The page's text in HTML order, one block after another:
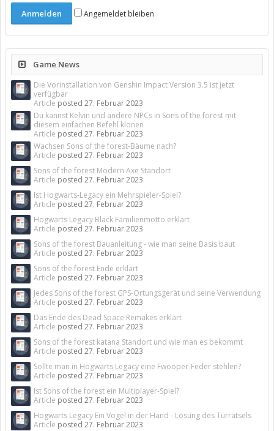
Angemeldet bleiben
Game News
Die Vorinstallation von Genshin Impact Version 3.5 ist jetzt
verfügbar
Article posted 27. Februar 2023
Du kannst Kelvin und andere NPCs in Sons of the forest mit
diesem einfachen Befehl klonen
Article posted 27. Februar 2023
Wachsen Sons of the forest-Bäume nach?
Article posted 27. Februar 2023
Sons of the forest Modern Axe Standort
Article posted 27. Februar 2023
Ist Hogwarts-Legacy ein Mehrspieler-Spiel?
Article posted 27. Februar 2023
Hogwarts Legacy Black Familienmotto erklärt
Article posted 27. Februar 2023
Sons of the forest Bauanleitung - wie man seine Basis baut
Article posted 27. Februar 2023
Sons of the forest Ende erklärt
Article posted 27. Februar 2023
Jedes Sons of the forest GPS-Ortungsgerät und seine Verwendung
Article posted 27. Februar 2023
Das Ende des Dead Space Remakes erklärt
Article posted 27. Februar 2023
Sons of the forest katana Standort und wie man es bekommt
Article posted 27. Februar 2023
Sollte man in Hogwarts Legacy eine Fwooper-Feder stehlen?
Article posted 27. Februar 2023
Ist Sons of the forest ein Multiplayer-Spiel?
Article posted 27. Februar 2023
Hogwarts Legacy Ein Vogel in der Hand - Lösung des Türrätsels
Article posted 27. Februar 2023